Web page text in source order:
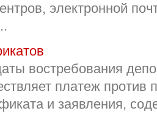
электронной
востребования
платеж против
и заявления,